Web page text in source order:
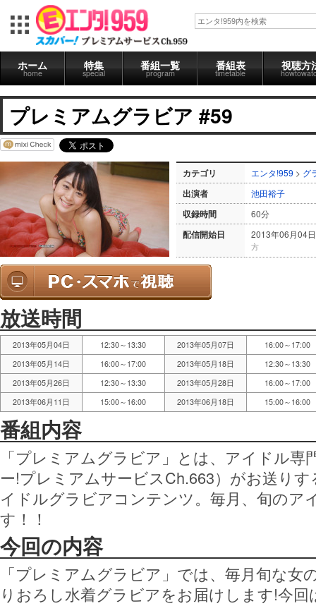
ホーム
home
特集
special
番組一覧
program
番組表
timetable
視聴方
プレミアムグラビア #59
カテゴリ エンタ!959 > グ
出演者 池田裕子
収録時間 60分
配信開始日 2013年06月04日
方
放送時間
2013年05月04日 12:30～13:30 2013年05月07日
16:00～17:00
2013年05月14日
16:00～17:00 2013年05月18日
12:30～13:30
2013年05月26日
12:30～13:30 2013年05月28日
16:00～17:00
2013年06月11日
15:00～16:00 2013年06月18日 15:00～16:00
番組内容
「プレミアムグラビア」とは、アイドル
ー!プレミアムサービスCh.663）がお送り
イドルグラビアコンテンツ。毎月、旬のア
す！！
今回の内容
「プレミアムグラビア」では、毎月旬な女
りおろし水着グラビアをお届けします!今